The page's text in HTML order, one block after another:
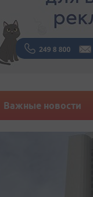
Важные новости